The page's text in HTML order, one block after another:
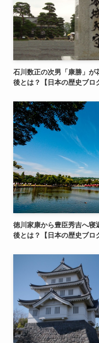
石川数正の次男「康勝」が
後とは？【日本の歴史ブロ
徳川家康から豊臣秀吉へ寝
後とは？【日本の歴史ブロ